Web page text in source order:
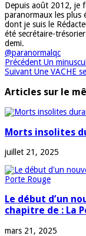
Depuis août 2012, je
paranormaux les plus
dont je suis le
été secrétaire-
demi.
@paranormalqc
Précédent Un
Suivant Une VACHE
Articles sur le
Morts insolites
juillet 21, 2025
Le début d’un
chapitre de : La
mars 21, 2025